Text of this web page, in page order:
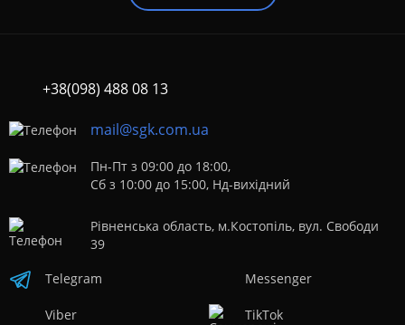
+38(098) 488 08 13
mail@sgk.com.ua
Пн-Пт з 09:00 до 18:00,
Сб з 10:00 до 15:00, Нд-вихідний
Рівненська область, м.Костопіль, вул. Свободи
39
Telegram
Viber
Messenger
TikTok